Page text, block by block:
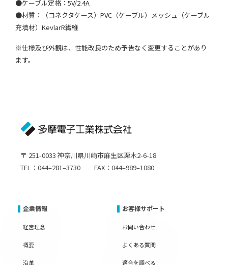
●ケーブル定格：5V/2.4A
●材質：（コネクタケース）PVC（ケーブル）メッシュ（ケーブル
充填材）KevlarR繊維
※仕様及び外観は、性能改良のため予告なく変更することがあり
ます。
〒 251-0033 神奈川県川崎市麻生区栗木2-6-18
TEL：044–281–3730 FAX：044–989–1080
企業情報
経営理念
概要
沿革
お客様サポート
お問い合わせ
よくある質問
適合を調べる